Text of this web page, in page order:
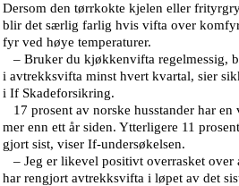
Dersom den tørrkokte kjelen eller
blir det særlig farlig hvis vifta over
fyr ved høye temperaturer.
– Bruker du kjøkkenvifta regelmessig,
i avtrekksvifta minst hvert kvartal, sier
i If Skadeforsikring.
17 prosent av norske husstander har
mer enn ett år siden. Ytterligere 11
gjort sist, viser If-undersøkelsen.
– Jeg er likevel positivt overrasket over
har rengjort avtrekksvifta i løpet av det